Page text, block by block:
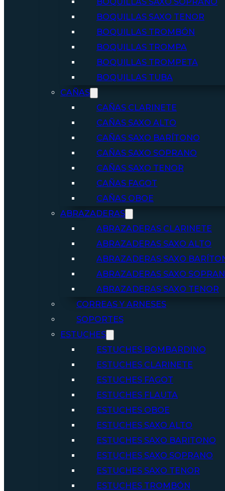
BOQUILLAS SAXO TENOR
BOQUILLAS TROMBÓN
BOQUILLAS TROMPA
BOQUILLAS TROMPETA
BOQUILLAS TUBA
CAÑAS
CAÑAS CLARINETE
CAÑAS SAXO ALTO
CAÑAS SAXO BARÍTONO
CAÑAS SAXO SOPRANO
CAÑAS SAXO TENOR
CAÑAS FAGOT
CAÑAS OBOE
ABRAZADERAS
ABRAZADERAS CLARINETE
ABRAZADERAS SAXO ALTO
ABRAZADERAS SAXO
ABRAZADERAS SAXO
ABRAZADERAS SAXO TENOR
CORREAS Y ARNESES
SOPORTES
ESTUCHES
ESTUCHES BOMBARDINO
ESTUCHES CLARINETE
ESTUCHES FAGOT
ESTUCHES FLAUTA
ESTUCHES OBOE
ESTUCHES SAXO ALTO
ESTUCHES SAXO BARITONO
ESTUCHES SAXO SOPRANO
ESTUCHES SAXO TENOR
ESTUCHES TROMBÓN